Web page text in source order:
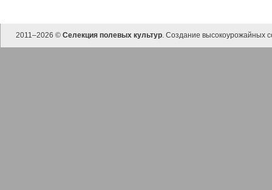
2011–2026 © Селекция полевых культур. Создание высокоурожайных